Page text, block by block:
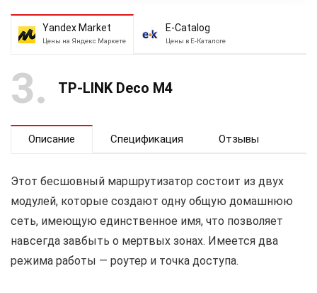
Yandex Market
Цены на Яндекс Маркете
E-Catalog
Цены в Е-Каталоге
3 TP-LINK Deco M4
Описание Спецификация Отзывы
Этот бесшовный маршрутизатор состоит из двух
модулей, которые создают одну общую домашнюю
сеть, имеющую единственное имя, что позволяет
навсегда завбыть о мертвых зонах. Имеется два
режима работы — роутер и точка доступа.